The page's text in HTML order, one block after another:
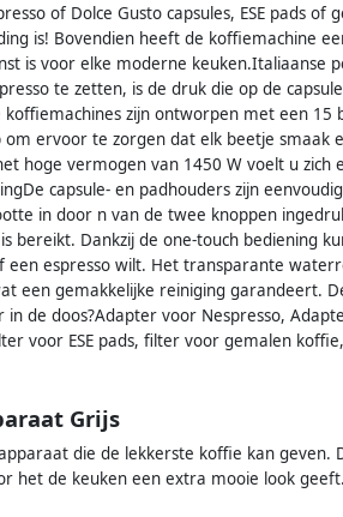
of Dolce Gusto capsules, ESE pads of
is! Bovendien heeft de koffiemachine
is voor elke moderne keuken.Italiaanse
te zetten, is de druk die op de
zijn ontworpen met een 15
ervoor te zorgen dat elk beetje smaak
hoge vermogen van 1450 W voelt u zich
capsule- en padhouders zijn
in door n van de twee knoppen
bereikt. Dankzij de one-touch bediening
espresso wilt. Het transparante
een gemakkelijke reiniging garandeert.
de doos?Adapter voor Nespresso,
voor ESE pads, filter voor gemalen
Grijs
die de lekkerste koffie kan geven.
het de keuken een extra mooie look geeft.